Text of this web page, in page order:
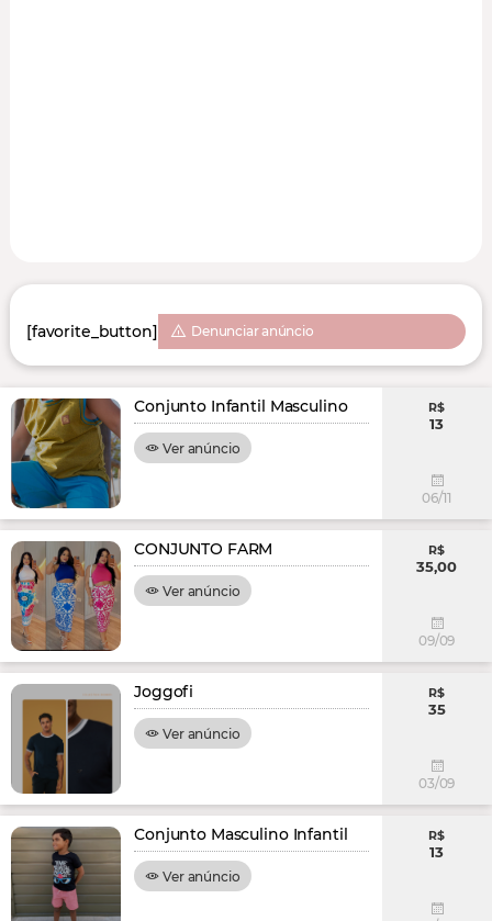
[favorite_button] Denunciar anúncio
Conjunto Infantil Masculino
Ver anúncio
R$
13
06/11
CONJUNTO FARM
Ver anúncio
R$
35,00
09/09
Joggofi
Ver anúncio
R$
35
03/09
Conjunto Masculino Infantil
Ver anúncio
R$
13